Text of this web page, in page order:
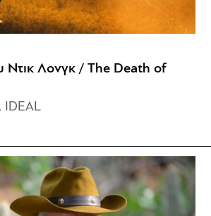
Ντικ Λονγκ / The Death of
IDEAL